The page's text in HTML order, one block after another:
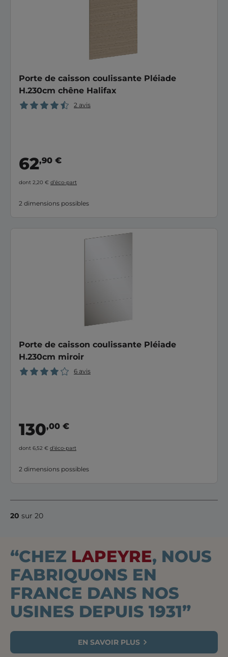
Porte de caisson coulissante Pléiade
H.230cm chêne Halifax
2 avis
62,90 €
dont 2,20 € d’éco-part
2 dimensions possibles
Porte de caisson coulissante Pléiade
H.230cm miroir
6 avis
130,00 €
dont 6,52 € d’éco-part
2 dimensions possibles
20 sur 20
“CHEZ LAPEYRE, NOUS
FABRIQUONS EN
FRANCE DANS NOS
USINES DEPUIS 1931”
EN SAVOIR PLUS